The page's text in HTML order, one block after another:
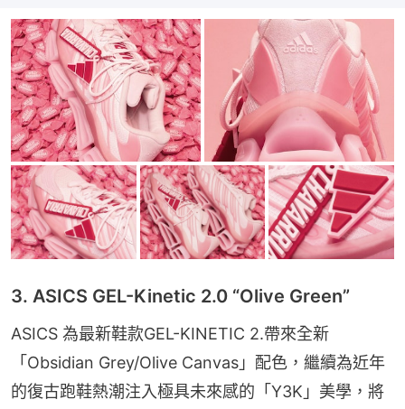
3. ASICS GEL-Kinetic 2.0 “Olive Green”
ASICS 為最新鞋款GEL-KINETIC 2.帶來全新
「Obsidian Grey/Olive Canvas」配色，繼續為近年
的復古跑鞋熱潮注入極具未來感的「Y3K」美學，將